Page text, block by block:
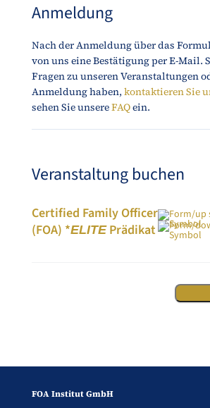
Anmeldung
Nach der Anmeldung über das
von uns eine Bestätigung per E-Mail.
Fragen zu unseren Veranstaltungen
Anmeldung haben, kontaktieren Sie
sehen Sie unsereFAQein.
Veranstaltung buchen
Certified Family Officer
(FOA) *ELITEPrädikat
FOA Institut GmbH